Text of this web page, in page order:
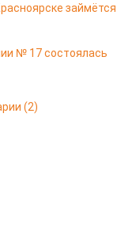
займётся
№ 17 состоялась
(2)